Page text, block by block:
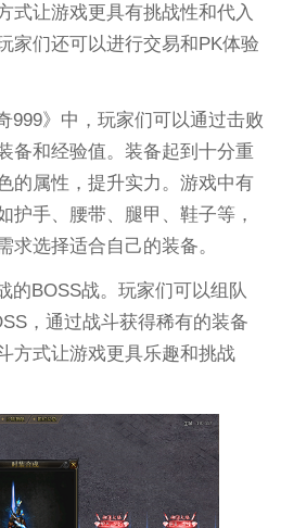
式让游戏更具有挑战性和代入
家们还可以进行交易和PK体验
999》中，玩家们可以通过击败
备和经验值。装备起到十分重
的属性，提升实力。游戏中有
护手、腰带、腿甲、鞋子等，
求选择适合自己的装备。
的BOSS战。玩家们可以组队
，通过战斗获得稀有的装备
方式让游戏更具乐趣和挑战